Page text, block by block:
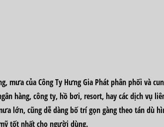
mưa của Công Ty Hưng Gia Phát phân phối và
hàng, công ty, hồ bơi, resort, hay các dịch vụ
lớn, cũng dễ dàng bố trí gọn gàng theo tán dù
tốt nhất cho người dùng.